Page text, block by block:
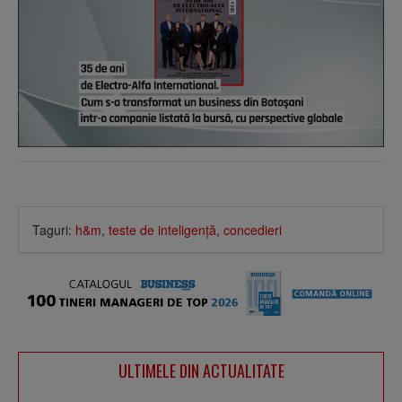
Taguri: h&m, teste de inteligenţă, concedieri
ULTIMELE DIN ACTUALITATE